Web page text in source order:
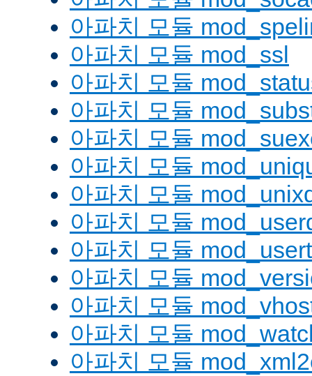
아파치 모듈
아파치 모듈 mod_ssl
아파치 모듈
아파치 모듈
아파치 모듈
아파치 모듈
아파치 모듈
아파치 모듈
아파치 모듈
아파치 모듈
아파치 모듈
아파치 모듈
아파치 모듈